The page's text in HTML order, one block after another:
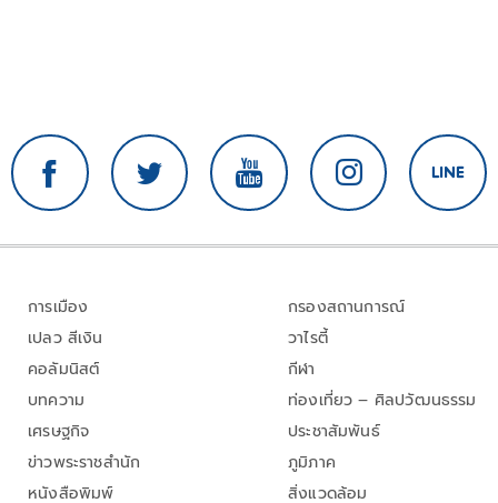
การเมือง
เปลว สีเงิน
คอลัมนิสต์
บทความ
เศรษฐกิจ
ข่าวพระราชสำนัก
หนังสือพิมพ์
กรองสถานการณ์
วาไรตี้
กีฬา
ท่องเที่ยว – ศิลปวัฒนธรรม
ประชาสัมพันธ์
ภูมิภาค
สิ่งแวดล้อม